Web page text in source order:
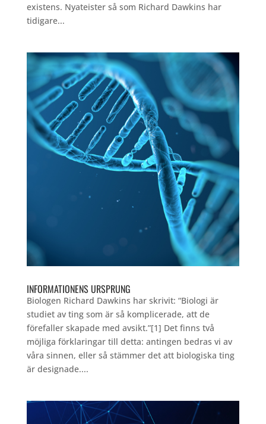
existens. Nyateister så som Richard Dawkins har
tidigare...
INFORMATIONENS URSPRUNG
Biologen Richard Dawkins har skrivit: “Biologi är
studiet av ting som är så komplicerade, att de
förefaller skapade med avsikt.”[1] Det finns två
möjliga förklaringar till detta: antingen bedras vi av
våra sinnen, eller så stämmer det att biologiska ting
är designade....